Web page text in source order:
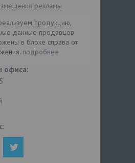
рекламы
продукцию,
данные продавцов
в блоке справа от
подробнее
офиса: